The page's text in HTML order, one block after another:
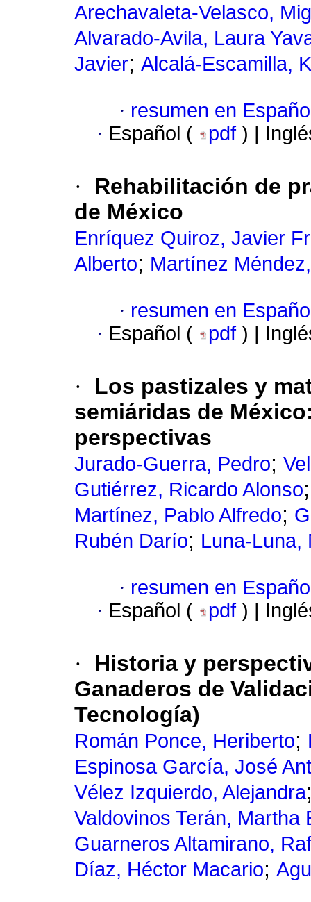
Arechavaleta-Velasco,
Alvarado-Avila, Laura
Javier; Alcalá-Escamilla,
· resumen en
· Español ( pdf ) |
·
Rehabilitación de
de México
Enríquez Quiroz, Javier
Alberto; Martínez
· resumen en
· Español ( pdf ) |
·
Los pastizales y
semiáridas de
perspectivas
Jurado-Guerra, Pedro;
Gutiérrez, Ricardo Alonso
Martínez, Pablo Alfredo;
Rubén Darío; Luna-Luna,
· resumen en
· Español ( pdf ) |
·
Historia y
Ganaderos de
Tecnología)
Román Ponce, Heriberto;
Espinosa García, José
Vélez Izquierdo, Alejandra
Valdovinos Terán, Martha
Guarneros Altamirano,
Díaz, Héctor Macario;